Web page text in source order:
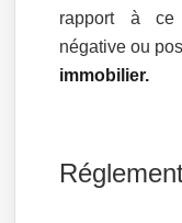
rapport à ce
négative ou
immobilier.